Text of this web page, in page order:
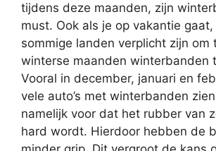
tijdens deze maanden, zijn
must. Ook als je op vakantie
sommige landen verplicht zijn om
winterse maanden winterbanden
Vooral in december, januari en
vele auto’s met winterbanden
namelijk voor dat het rubber van
hard wordt. Hierdoor hebben de